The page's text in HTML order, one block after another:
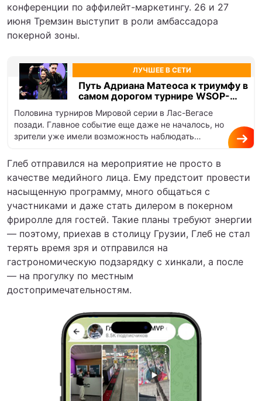
конференции по аффилейт-маркетингу. 26 и 27
июня Тремзин выступит в роли амбассадора
покерной зоны.
ЛУЧШЕЕ В СЕТИ
Путь Адриана Матеоса к триумфу в
самом дорогом турнире WSOP-
2026. Разбор эксперта
Половина турниров Мировой серии в Лас-Вегасе
позади. Главное событие еще даже не началось, но
зрители уже имели возможность наблюдать
Глеб отправился на мероприятие не просто в
качестве медийного лица. Ему предстоит провести
насыщенную программу, много общаться с
участниками и даже стать дилером в покерном
фриролле для гостей. Такие планы требуют энергии
— поэтому, приехав в столицу Грузии, Глеб не стал
терять время зря и отправился на
гастрономическую подзарядку с хинкали, а после
— на прогулку по местным
достопримечательностям.